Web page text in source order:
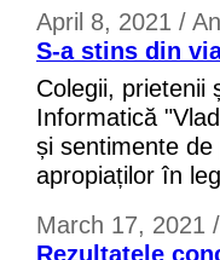
April 8, 2021 /
S-a stins din
Colegii, prietenii
Informatică
și sentimente
apropiaților în
March 17, 2021
Rezultatele